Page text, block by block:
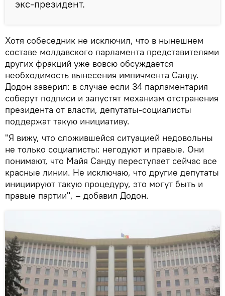
экс-президент.
Хотя собеседник не исключил, что в нынешнем
составе молдавского парламента представителями
других фракций уже вовсю обсуждается
необходимость вынесения импичмента Санду.
Додон заверил: в случае если 34 парламентария
соберут подписи и запустят механизм отстранения
президента от власти, депутаты-социалисты
поддержат такую инициативу.
"Я вижу, что сложившейся ситуацией недовольны
не только социалисты: негодуют и правые. Они
понимают, что Майя Санду переступает сейчас все
красные линии. Не исключаю, что другие депутаты
инициируют такую процедуру, это могут быть и
правые партии", – добавил Додон.